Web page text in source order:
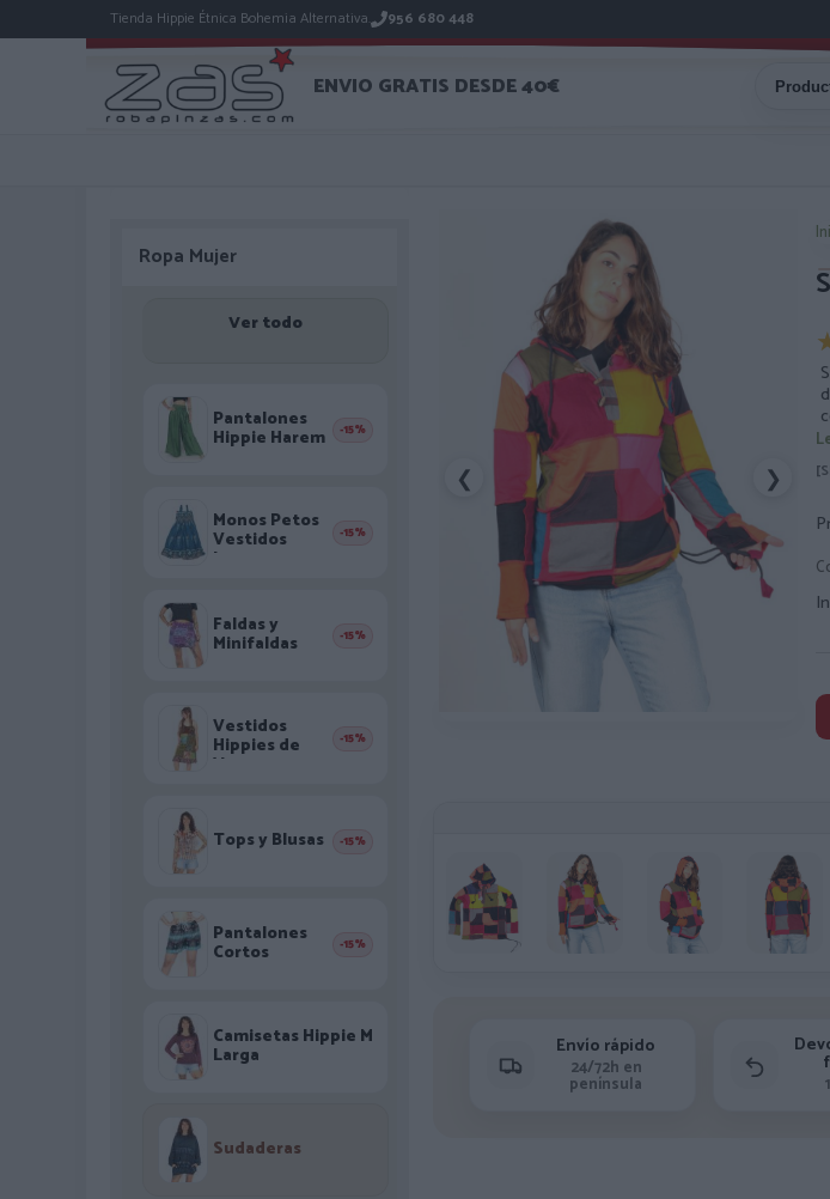
Tienda Hippie Étnica Bohemia Alternativa. 956 680 448
ENVIO GRATIS DESDE 40€
Ropa Mujer
Ver todo
Pantalones
Hippie Harem -15%
Monos Petos
Vestidos
largos
-15%
Faldas y
Minifaldas -15%
Vestidos
Hippies de
Verano
-15%
Tops y Blusas -15%
Pantalones
Cortos -15%
Camisetas Hippie M
Larga
Sudaderas
❮ ❯
Envío rápido
24/72h en
península